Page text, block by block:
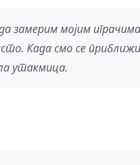
мојим
Када смо се
утакмица.